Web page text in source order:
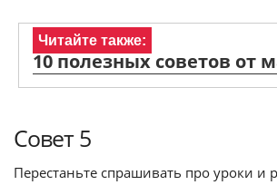
Читайте также:
10 полезных советов от
Совет 5
Перестаньте спрашивать про уроки и